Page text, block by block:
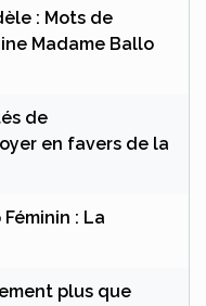
: Mots de
Madame Ballo
de
en favers de la
: La
plus que